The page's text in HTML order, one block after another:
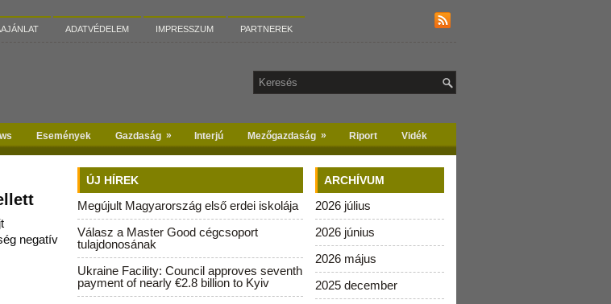
ADATVÉDELEM IMPRESSZUM PARTNEREK
Események Gazdaság » Interjú Mezőgazdaság » Riport Vidék
negatív
ÚJ HÍREK
Megújult Magyarország első erdei iskolája
Válasz a Master Good cégcsoport
tulajdonosának
Ukraine Facility: Council approves seventh
payment of nearly €2.8 billion to Kyiv
ARCHÍVUM
2026 július
2026 június
2026 május
2025 december